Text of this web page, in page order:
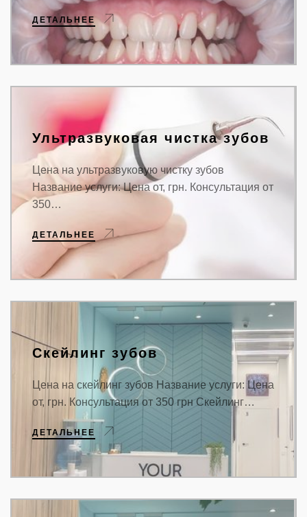
ДЕТАЛЬНЕЕ
Ультразвуковая чистка зубов
Цена на ультразвуковую чистку зубов
Название услуги: Цена от, грн. Консультация от
350…
ДЕТАЛЬНЕЕ
Скейлинг зубов
Цена на скейлинг зубов Название услуги: Цена
от, грн. Консультация от 350 грн Скейлинг…
ДЕТАЛЬНЕЕ